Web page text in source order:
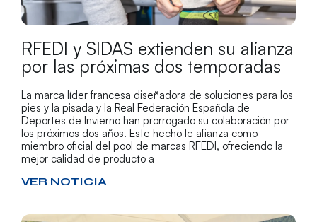
RFEDI y SIDAS extienden su alianza
por las próximas dos temporadas
La marca líder francesa diseñadora de soluciones para los
pies y la pisada y la Real Federación Española de
Deportes de Invierno han prorrogado su colaboración por
los próximos dos años. Este hecho le afianza como
miembro oficial del pool de marcas RFEDI, ofreciendo la
mejor calidad de producto a
VER NOTICIA